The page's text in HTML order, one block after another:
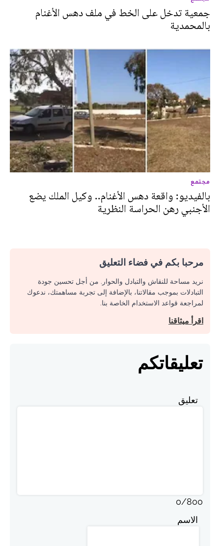
جمعية تدخل على الخط في ملف دهس الأغنام
بالمحمدية
مجتمع
بالفيديو: واقعة دهس الأغنام.. وكيل الملك يضع
الأجنبي رهن الحراسة النظرية
مرحبا بكم في فضاء التعليق
نريد مساحة للنقاش والتبادل والحوار. من أجل تحسين جودة
التبادلات بموجب مقالاتنا، بالإضافة إلى تجربة مساهمتك، ندعوك
لمراجعة قواعد الاستخدام الخاصة بنا.
اقرأ ميثاقنا
تعليقاتكم
تعليق
0/800
الاسم